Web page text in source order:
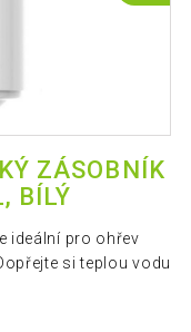
ZÁSOBNÍK
BÍLÝ
ideální pro ohřev
si teplou vodu